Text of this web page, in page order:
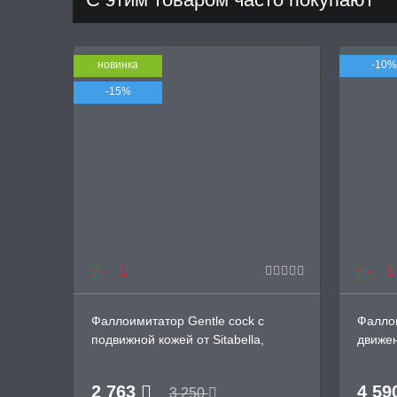
новинка
-15%
Фаллоимитатор Gentle cock с
подвижной кожей от Sitabella,
2 763 3 250
-10%
4